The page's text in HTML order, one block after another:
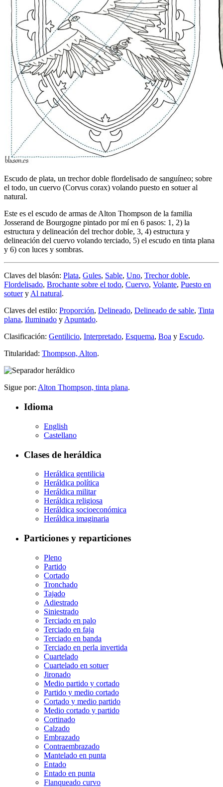
Escudo de plata, un trechor doble flordelisado de sanguíneo; sobre
el todo, un cuervo (Corvus corax) volando puesto en sotuer al
natural.
Este es el escudo de armas de Alton Thompson de la familia
Josserand de Bourgogne pintado por mí en 6 pasos: 1, 2) la
estructura y delineación del trechor doble, 3, 4) estructura y
delineación del cuervo volando terciado, 5) el escudo en tinta plana
y 6) con luces y sombras.
Claves del blasón: Plata, Gules, Sable, Uno, Trechor doble,
Flordelisado, Brochante sobre el todo, Cuervo, Volante, Puesto en
sotueryAl natural.
Claves del estilo: Proporción, Delineado, Delineado de sable, Tinta
plana, Iluminado yApuntado.
Clasificación: Gentilicio, Interpretado, Esquema, Boa y Escudo.
Titularidad: Thompson, Alton.
Sigue por: Alton Thompson, tinta plana.
Idioma
English
Castellano
Clases de heráldica
Heráldica gentilicia
Heráldica política
Heráldica militar
Heráldica religiosa
Heráldica socioeconómica
Heráldica imaginaria
Particiones y reparticiones
Pleno
Partido
Cortado
Tronchado
Tajado
Adiestrado
Siniestrado
Terciado en palo
Terciado en faja
Terciado en banda
Terciado en perla invertida
Cuartelado
Cuartelado en sotuer
Jironado
Medio partido y cortado
Partido y medio cortado
Cortado y medio partido
Medio cortado y partido
Cortinado
Calzado
Embrazado
Contraembrazado
Mantelado en punta
Entado
Entado en punta
Flanqueado curvo